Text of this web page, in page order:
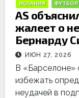
ИСПАНИЯ ФУТБОЛ
AS
жалеет о
Бернарду
ИЮН 27, 2026
В «Барселоне»
избежать
неудачей в